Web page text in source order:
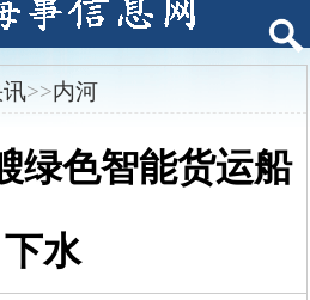
>>内河
绿色智能货运船
下水